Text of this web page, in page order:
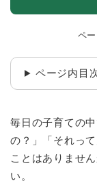
ペ
ページ内目
毎日の子育ての
の？」「それっ
ことはありませ
い。